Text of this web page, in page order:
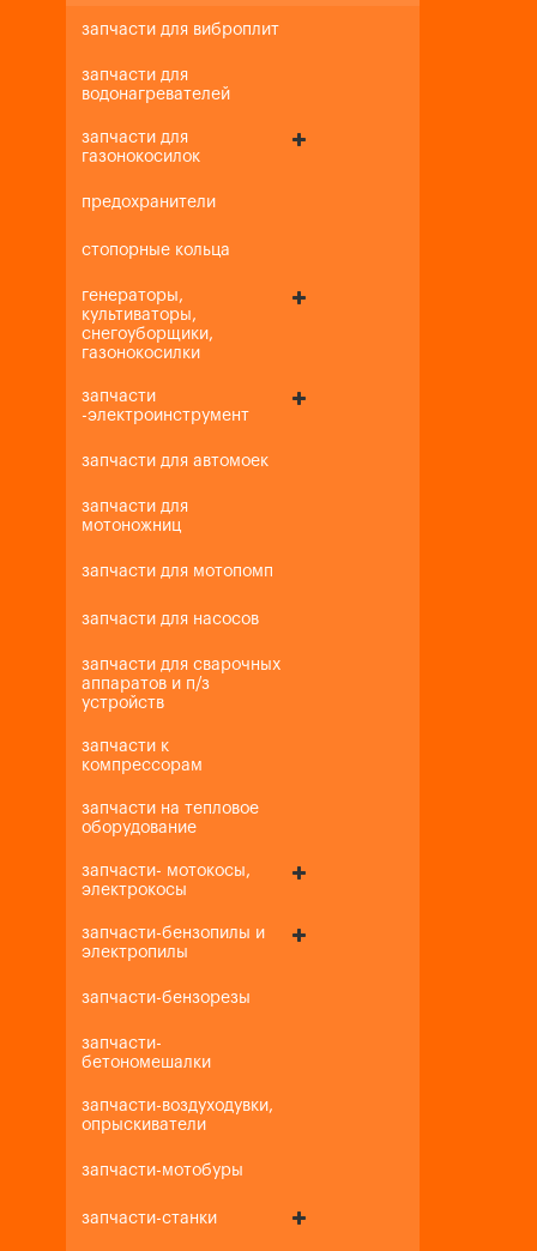
запчасти для виброплит
запчасти для
водонагревателей
запчасти для
газонокосилок
предохранители
стопорные кольца
генераторы,
культиваторы,
снегоуборщики,
газонокосилки
запчасти
-электроинструмент
запчасти для автомоек
запчасти для
мотоножниц
запчасти для мотопомп
запчасти для насосов
запчасти для сварочных
аппаратов и п/з
устройств
запчасти к
компрессорам
запчасти на тепловое
оборудование
запчасти- мотокосы,
электрокосы
запчасти-бензопилы и
электропилы
запчасти-бензорезы
запчасти-
бетономешалки
запчасти-воздуходувки,
опрыскиватели
запчасти-мотобуры
запчасти-станки